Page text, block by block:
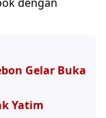
Gelar Buka
Yatim